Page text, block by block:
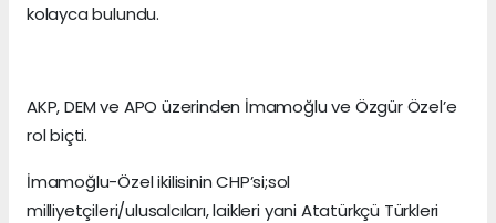
kolayca bulundu.
AKP, DEM ve APO üzerinden İmamoğlu ve Özgür Özel’e
rol biçti.
İmamoğlu-Özel ikilisinin CHP’si;sol
milliyetçileri/ulusalcıları, laikleri yani Atatürkçü Türkleri